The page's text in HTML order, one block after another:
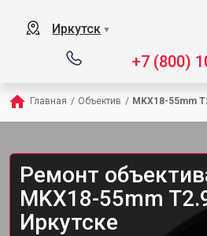
Иркутск ▼
+7 (800)
Главная / Объектив / MKX18-55mm
Ремонт
MKX18-55mm
Иркутске